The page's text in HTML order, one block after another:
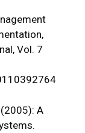
Vol. 7
(2005): A